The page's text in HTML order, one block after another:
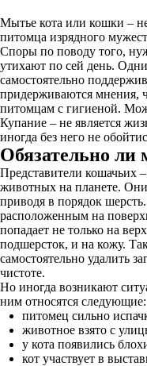
Мытье кота или кошки –
питомца изрядного
Споры по поводу того,
утихают по сей день.
самостоятельно
придерживаются мнения,
питомцам с гигиеной.
Купание – не является
иногда без него не
Обязательно
Представители кошачьих
животных на планете.
приводя в порядок
расположенным на
попадает не только на
подшерсток, и на кожу.
самостоятельно удалить
чистоте.
Но иногда возникают
ним относятся следующие:
питомец сильно
животное взято с
у кота появились
кот участвует в